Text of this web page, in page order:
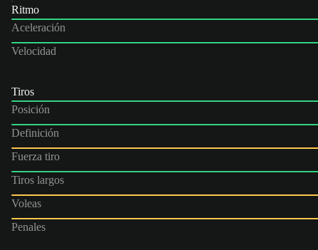
Ritmo
Aceleración
Velocidad
Tiros
Posición
Definición
Fuerza tiro
Tiros largos
Voleas
Penales